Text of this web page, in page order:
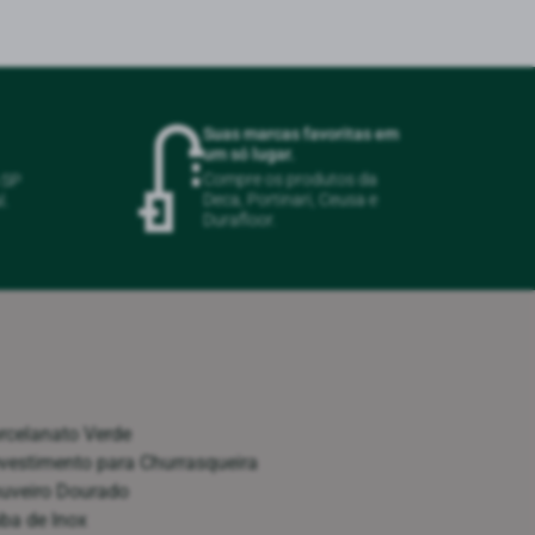
Suas marcas favoritas em
um só lugar.
Compre os produtos da
Deca, Portinari, Ceusa e
Durafloor.
Verde
para Churrasqueira
Dourado
de Inox